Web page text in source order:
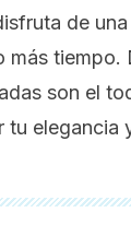
de
más tiempo.
son el
tu elegancia